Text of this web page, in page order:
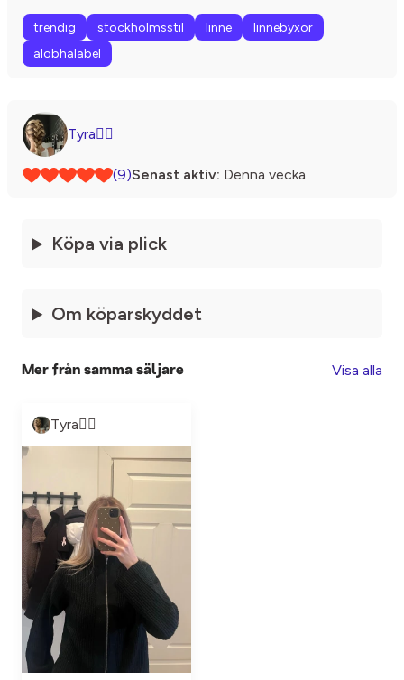
trendig stockholmsstil linne
linnebyxor
alobhalabel
Tyra❤️‍🔥
(9)Senast aktiv: Denna vecka
Köpa via plick
Om köparskyddet
Mer från samma säljare Visa alla
Tyra❤️‍🔥